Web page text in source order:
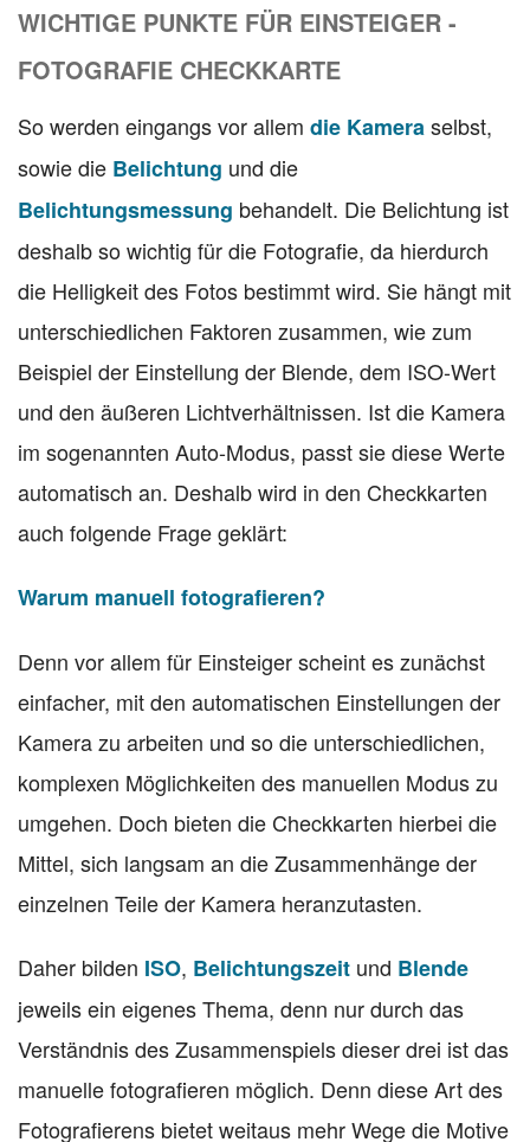
WICHTIGE PUNKTE FÜR EINSTEIGER -
FOTOGRAFIE CHECKKARTE
So werden eingangs vor allem die Kameraselbst,
sowie die Belichtung und die
Belichtungsmessung behandelt. Die Belichtung ist
deshalb so wichtig für die Fotografie, da hierdurch
die Helligkeit des Fotos bestimmt wird. Sie hängt mit
unterschiedlichen Faktoren zusammen, wie zum
Beispiel der Einstellung der Blende, dem ISO-Wert
und den äußeren Lichtverhältnissen. Ist die Kamera
im sogenannten Auto-Modus, passt sie diese Werte
automatisch an. Deshalb wird in den Checkkarten
auch folgende Frage geklärt:
Warum manuell fotografieren?
Denn vor allem für Einsteiger scheint es zunächst
einfacher, mit den automatischen Einstellungen der
Kamera zu arbeiten und so die unterschiedlichen,
komplexen Möglichkeiten des manuellen Modus zu
umgehen. Doch bieten die Checkkarten hierbei die
Mittel, sich langsam an die Zusammenhänge der
einzelnen Teile der Kamera heranzutasten.
Daher bilden ISO, Belichtungszeit und Blende
jeweils ein eigenes Thema, denn nur durch das
Verständnis des Zusammenspiels dieser drei ist das
manuelle fotografieren möglich. Denn diese Art des
Fotografierens bietet weitaus mehr Wege die Motive